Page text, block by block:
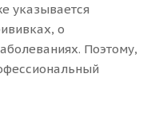
указывается
о
Поэтому,